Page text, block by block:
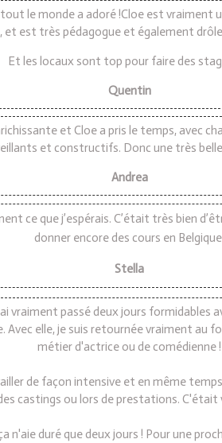
le monde a adoré !Cloe est
et est très pédagogue et également
Et les locaux sont top pour faire des
Quentin
et Cloe a pris le temps, avec
et constructifs. Donc une très
Andrea
ce que j’espérais. C’était très bien
donner encore des cours en
Stella
vraiment passé deux jours formidables
Avec elle, je suis retournée vraiment au
métier d'actrice ou de comédienne !
de façon intensive et en même
castings ou lors de prestations.
n'aie duré que deux jours ! Pour une